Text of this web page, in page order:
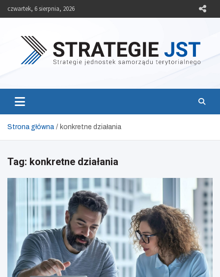
czwartek, 6 sierpnia, 2026
Strategie JST
Strona główna konkretne działania
Tag: konkretne działania